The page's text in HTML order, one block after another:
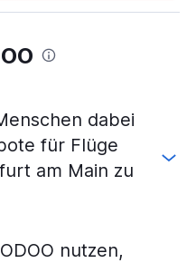
dabei
für Flüge
am Main zu
nutzen,